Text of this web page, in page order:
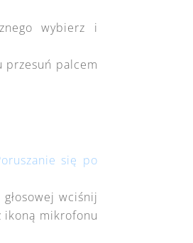
wybierz i
przesuń palcem
się po
wciśnij
ikoną mikrofonu